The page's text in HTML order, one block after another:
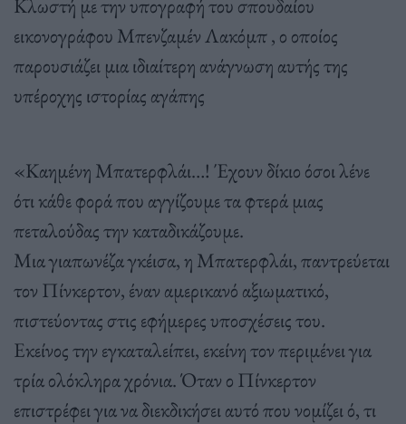
εικονογράφου Μπενζαμέν Λακόμπ , ο οποίος
παρουσιάζει μια ιδιαίτερη ανάγνωση αυτής της
υπέροχης ιστορίας αγάπης
«Καημένη Μπατερφλάι…! Έχουν δίκιο όσοι λένε
ότι κάθε φορά που αγγίζουμε τα φτερά μιας
πεταλούδας την καταδικάζουμε.
Μια γιαπωνέζα γκέισα, η Μπατερφλάι, παντρεύεται
τον Πίνκερτον, έναν αμερικανό αξιωματικό,
πιστεύοντας στις εφήμερες υποσχέσεις του.
Εκείνος την εγκαταλείπει, εκείνη τον περιμένει για
τρία ολόκληρα χρόνια. Όταν ο Πίνκερτον
επιστρέφει για να διεκδικήσει αυτό που νομίζει ό, τι